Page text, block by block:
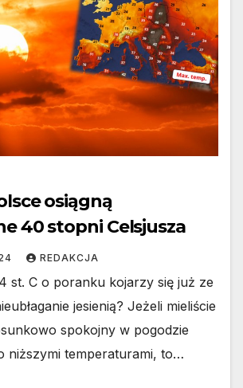
osiągną
40 stopni Celsjusza
REDAKCJA
st. C o poranku kojarzy się już ze
jesienią? Jeżeli mieliście
spokojny w pogodzie
niższymi temperaturami, to…